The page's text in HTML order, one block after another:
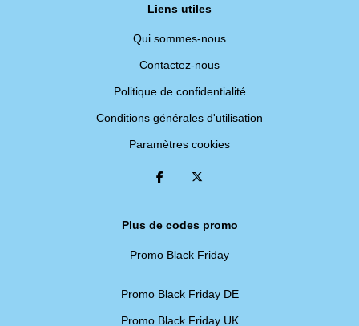
Liens utiles
Qui sommes-nous
Contactez-nous
Politique de confidentialité
Conditions générales d'utilisation
Paramètres cookies
Plus de codes promo
Promo Black Friday
Promo Black Friday DE
Promo Black Friday UK